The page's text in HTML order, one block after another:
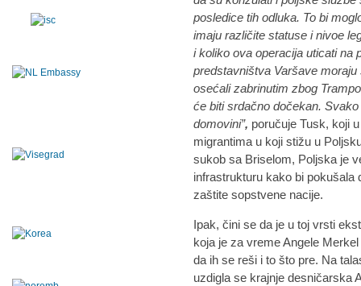
posledice tih odluka. To bi
imaju različite statuse i nivoe
i koliko ova operacija uticati na
predstavništva Varšave
osećali zabrinutim zbog
će biti srdačno dočekan.
domovini”, poručuje Tusk, koji
migrantima u koji stižu u
sukob sa Briselom, Poljska je
infrastrukturu kako bi pokušala
zaštite sopstvene nacije.
Ipak, čini se da je u toj vrsti
koja je za vreme Angele
da ih se reši i to što pre. Na
uzdigla se krajnje desničarska